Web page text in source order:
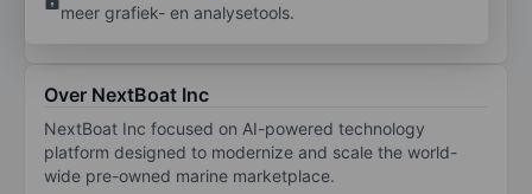
meer grafiek- en analysetools.
Over NextBoat Inc
NextBoat Inc focused on AI-powered technology
platform designed to modernize and scale the world-
wide pre-owned marine marketplace.